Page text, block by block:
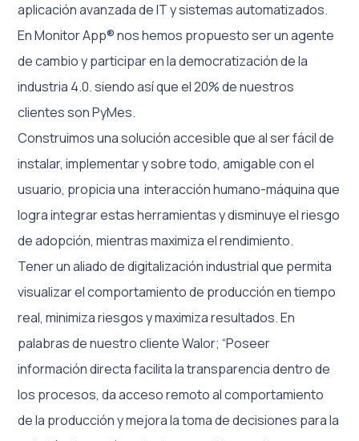
aplicación avanzada de IT y sistemas automatizados.
En Monitor App® nos hemos propuesto ser un agente
de cambio y participar en la democratización de la
industria 4.0. siendo así que el 20% de nuestros
clientes son PyMes.
Construimos una solución accesible que al ser fácil de
instalar, implementar y sobre todo, amigable con el
usuario, propicia una interacción humano-máquina que
logra integrar estas herramientas y disminuye el riesgo
de adopción, mientras maximiza el rendimiento.
Tener un aliado de digitalización industrial que permita
visualizar el comportamiento de producción en tiempo
real, minimiza riesgos y maximiza resultados. En
palabras de nuestro cliente Walor; “Poseer
información directa facilita la transparencia dentro de
los procesos, da acceso remoto al comportamiento
de la producción y mejora la toma de decisiones para la